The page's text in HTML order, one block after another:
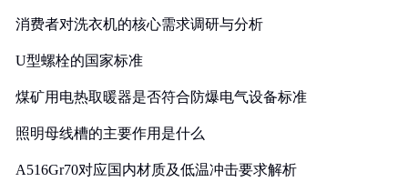
消费者对洗衣机的核心需求调研与分析
U型螺栓的国家标准
煤矿用电热取暖器是否符合防爆电气设备标准
照明母线槽的主要作用是什么
A516Gr70对应国内材质及低温冲击要求解析